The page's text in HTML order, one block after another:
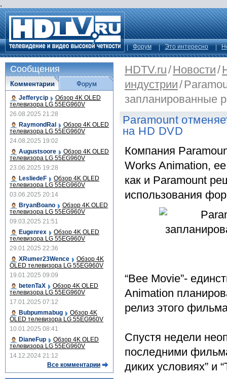
.
Форум Это интересно
HDTV.ru/Новости/
индустрии/
запланировaнные
Paramount
на HD DVD
Компания
Works Animation,
как и Paramount
использования
“Bee Movie”-
Animation
релиз этого
Спустя недели
последними
диких условиях” и
Сообщения
Комментарии
Jefferycip Обзор 4K OLED
телевизора LG 55EG960V
26.08.2025 21:28
RaymondRal
Обзор 4K OLED
телевизора LG 55EG960V
24.08.2025 19:02
Augustsoore
Обзор 4K OLED
телевизора LG 55EG960V
23.06.2025 19:28
LesliedeF
Обзор 4K OLED
телевизора LG 55EG960V
03.06.2025 20:14
BryanBoano
Обзор 4K OLED
телевизора LG 55EG960V
09.03.2025 21:51
Eugenrex
Обзор 4K OLED
телевизора LG 55EG960V
29.01.2025 22:36
XRumer23Wence
Обзор 4K
OLED телевизора LG 55EG960V
19.01.2025 09:09
betenTaX
Обзор 4K OLED
телевизора LG 55EG960V
17.01.2025 07:12
Bubpummabug
Обзор 4K
OLED телевизора LG 55EG960V
10.01.2025 08:41
DianeFup
Обзор 4K OLED
телевизора LG 55EG960V
14.12.2024 21:12
Все комментарии
Форум